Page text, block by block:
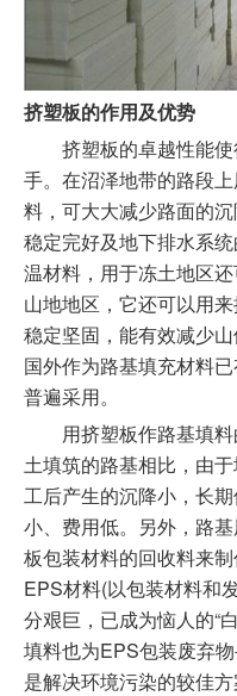
挤塑板的作用及优势
挤塑板的卓越性能使
手。在沼泽地带的路段
料，可大大减少路面的
稳定完好及地下排水系
温材料，用于冻土地区
山地地区，它还可以用
稳定坚固，能有效减少
国外作为路基填充材料
普遍采用。
用挤塑板作路基填料
土填筑的路基相比，由
工后产生的沉降小，长
小、费用低。另外，路
板包装材料的回收料来
EPS材料(以包装材料和
分艰巨，已成为恼人的“
填料也为EPS包装废弃
是解决环境污染的较佳方